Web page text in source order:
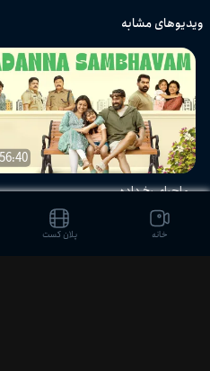
ویدیوهای مشابه
ماجرای رخ داده
خانه پلان کست